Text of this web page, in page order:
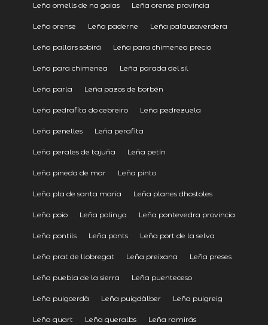
Leña omells de na gaias Leña orense provincia
Leña orense Leña paderne Leña palausaverdera
Leña pallars sobirá Leña para chimenea precio
Leña para chimenea Leña parada del sil
Leña parla Leña pazos de borbén
Leña pedrafita do cebreiro Leña pedrezuela
Leña penelles Leña perafita
Leña perales de tajuña Leña petín
Leña pineda de mar Leña pinto
Leña pla de santa maria Leña planes dhostoles
Leña poio Leña polinya Leña pontevedra provincia
Leña pontils Leña ponts Leña port de la selva
Leña prat de llobregat Leña preixana Leña preses
Leña puebla de la sierra Leña puenteceso
Leña puigcerdà Leña puigdàlber Leña puigreig
Leña quart Leña queralbs Leña ramirás